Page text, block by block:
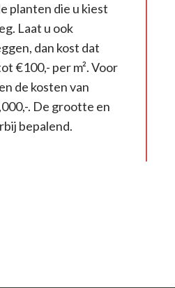
planten die u kiest
Laat u ook
dan kost dat
€100,- per m². Voor
de kosten van
. De grootte en
bepalend.